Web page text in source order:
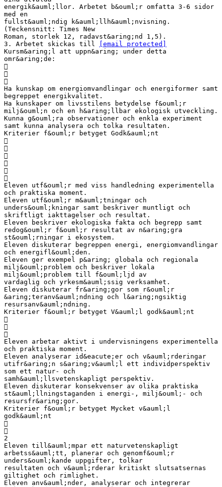
energik&auml;llor. Arbetet b&ouml;r omfatta 3-6 sidor
med en
fullst&auml;ndig k&auml;llh&auml;nvisning.
(Teckensnitt: Times New
Roman, storlek 12, radavst&aring;nd 1,5).
3. Arbetet skickas till
[email protected]
Kursm&aring;l att uppn&aring; under detta
omr&aring;de:



Ha kunskap om energiomvandlingar och energiformer samt
begreppet energikvalitet.
Ha kunskaper om livsstilens betydelse f&ouml;r
milj&ouml;n och en h&aring;llbar ekologisk utveckling.
Kunna g&ouml;ra observationer och enkla experiment
samt kunna analysera och tolka resultaten.
Kriterier f&ouml;r betyget Godk&auml;nt






Eleven utf&ouml;r med viss handledning experimentella
och praktiska moment.
Eleven utf&ouml;r m&auml;tningar och
unders&ouml;kningar samt beskriver muntligt och
skriftligt iakttagelser och resultat.
Eleven beskriver ekologiska fakta och begrepp samt
redog&ouml;r f&ouml;r resultat av n&aring;gra
st&ouml;rningar i ekosystem.
Eleven diskuterar begreppen energi, energiomvandlingar
och energifl&ouml;den.
Eleven ger exempel p&aring; globala och regionala
milj&ouml;problem och beskriver lokala
milj&ouml;problem till f&ouml;ljd av
vardaglig och yrkesm&auml;ssig verksamhet.
Eleven diskuterar fr&aring;gor som r&ouml;r
&aring;teranv&auml;ndning och l&aring;ngsiktig
resursanv&auml;ndning.
Kriterier f&ouml;r betyget V&auml;l godk&auml;nt



Eleven arbetar aktivt i undervisningens experimentella
och praktiska moment.
Eleven analyserar id&eacute;er och v&auml;rderingar
utifr&aring;n s&aring;v&auml;l ett individperspektiv
som ett natur- och
samh&auml;llsvetenskapligt perspektiv.
Eleven diskuterar konsekvenser av olika praktiska
st&auml;llningstaganden i energi-, milj&ouml;- och
resursfr&aring;gor.
Kriterier f&ouml;r betyget Mycket v&auml;l
godk&auml;nt


2
Eleven till&auml;mpar ett naturvetenskapligt
arbetss&auml;tt, planerar och genomf&ouml;r
unders&ouml;kande uppgifter, tolkar
resultaten och v&auml;rderar kritiskt slutsatsernas
giltighet och rimlighet.
Eleven anv&auml;nder, analyserar och integrerar